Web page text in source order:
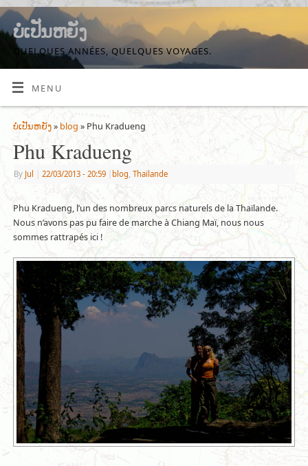
ບໍ່ເປັນຫຍັງ
QUELQUES ANNÉES, QUELQUES VOYAGES.
MENU
ບໍ່ເປັນຫຍັງ» blog » Phu Kradueng
Phu Kradueng
By Jul 22/03/2013 - 20:59 blog, Thaïlande
Phu Kradueng, l’un des nombreux parcs naturels de la Thaïlande.
Nous n’avons pas pu faire de marche à Chiang Maï, nous nous
sommes rattrapés ici !